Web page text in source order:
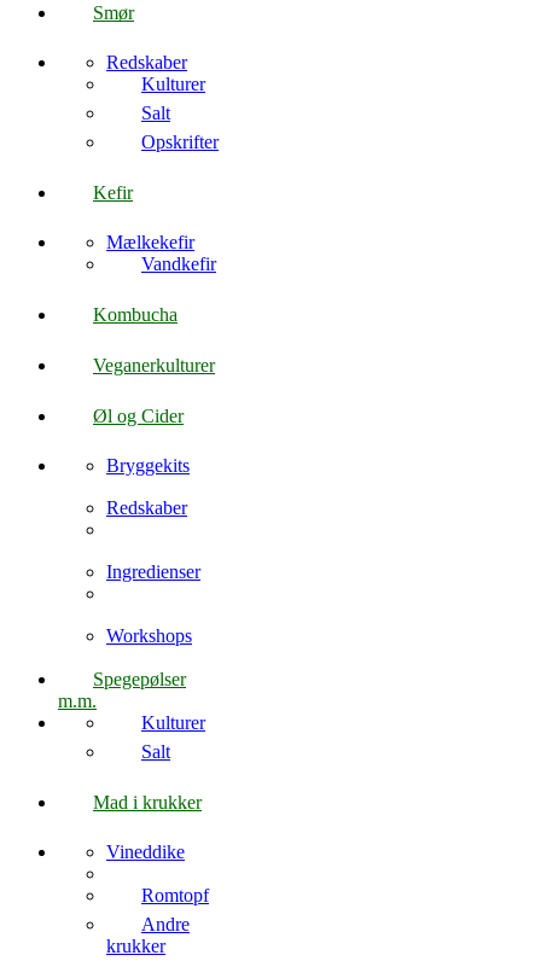
Smør
Redskaber
Kulturer
Salt
Opskrifter
Kefir
Mælkekefir
Vandkefir
Kombucha
Veganerkulturer
Øl og Cider
Bryggekits
Redskaber
Ingredienser
Workshops
Spegepølser
m.m.
Kulturer
Salt
Mad i krukker
Vineddike
Romtopf
Andre
krukker